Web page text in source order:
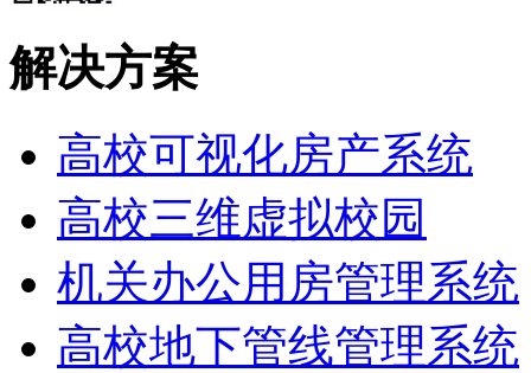
解决方案
高校可视化房产系统
高校三维虚拟校园
机关办公用房管理系统
高校地下管线管理系统